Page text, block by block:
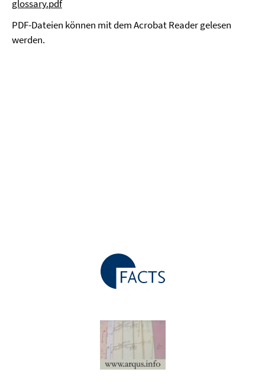
glossary.pdf
PDF-Dateien können mit dem Acrobat Reader gelesen
werden.